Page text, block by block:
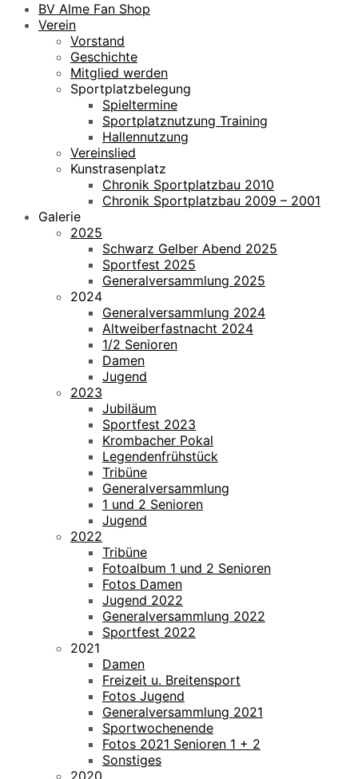
BV Alme Fan Shop
Verein
Vorstand
Geschichte
Mitglied werden
Sportplatzbelegung
Spieltermine
Sportplatznutzung Training
Hallennutzung
Vereinslied
Kunstrasenplatz
Chronik Sportplatzbau 2010
Chronik Sportplatzbau 2009 – 2001
Galerie
2025
Schwarz Gelber Abend 2025
Sportfest 2025
Generalversammlung 2025
2024
Generalversammlung 2024
Altweiberfastnacht 2024
1/2 Senioren
Damen
Jugend
2023
Jubiläum
Sportfest 2023
Krombacher Pokal
Legendenfrühstück
Tribüne
Generalversammlung
1 und 2 Senioren
Jugend
2022
Tribüne
Fotoalbum 1 und 2 Senioren
Fotos Damen
Jugend 2022
Generalversammlung 2022
Sportfest 2022
2021
Damen
Freizeit u. Breitensport
Fotos Jugend
Generalversammlung 2021
Sportwochenende
Fotos 2021 Senioren 1 + 2
Sonstiges
2020